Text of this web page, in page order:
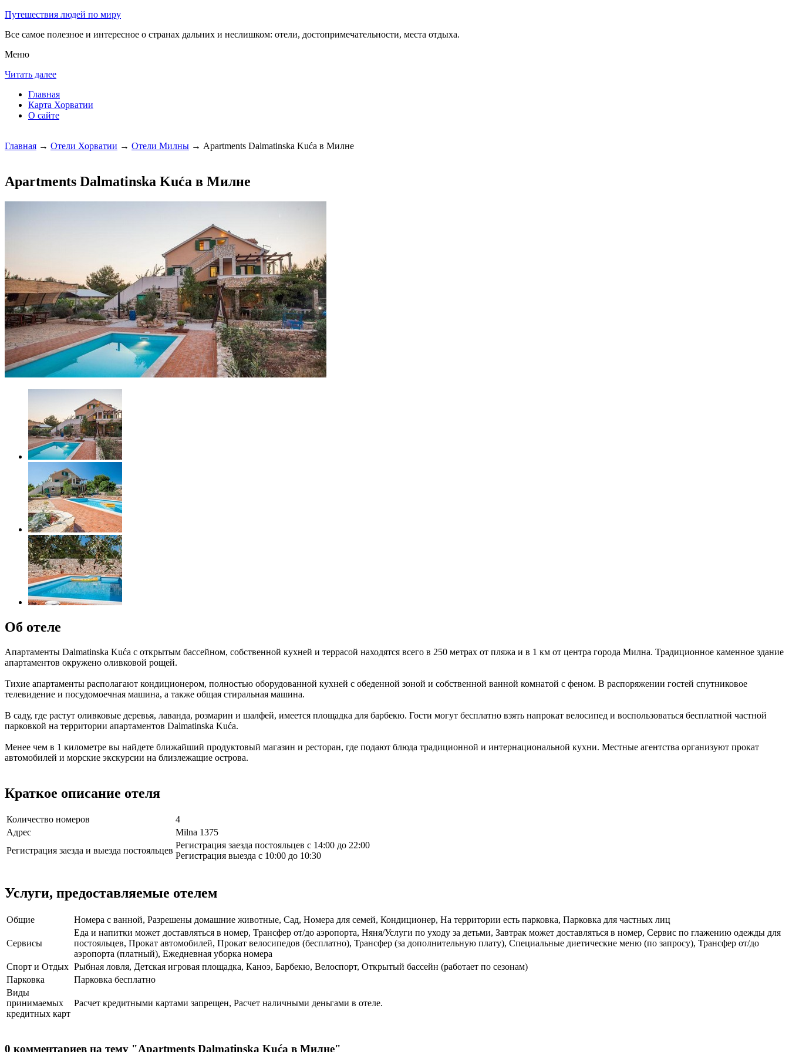
Путешествия людей по миру
Все самое полезное и интересное о странах дальних и неслишком: отели, достопримечательности, места отдыха.
Меню
Читать далее
Главная
Карта Хорватии
О сайте
Главная → Отели Хорватии → Отели Милны → Apartments Dalmatinska Kuća в Милне
Apartments Dalmatinska Kuća в Милне
Об отеле
Апартаменты Dalmatinska Kuća с открытым бассейном, собственной кухней и террасой находятся всего в 250 метрах от пляжа и в 1 км от центра города Милна. Традиционное каменное здание
апартаментов окружено оливковой рощей.
Тихие апартаменты располагают кондиционером, полностью оборудованной кухней с обеденной зоной и собственной ванной комнатой с феном. В распоряжении гостей спутниковое
телевидение и посудомоечная машина, а также общая стиральная машина.
В саду, где растут оливковые деревья, лаванда, розмарин и шалфей, имеется площадка для барбекю. Гости могут бесплатно взять напрокат велосипед и воспользоваться бесплатной частной
парковкой на территории апартаментов Dalmatinska Kuća.
Менее чем в 1 километре вы найдете ближайший продуктовый магазин и ресторан, где подают блюда традиционной и интернациональной кухни. Местные агентства организуют прокат
автомобилей и морские экскурсии на близлежащие острова.
Краткое описание отеля
Количество номеров
4
Адрес
Milna 1375
Регистрация заезда и выезда постояльцев
Регистрация заезда постояльцев с 14:00 до 22:00
Регистрация выезда с 10:00 до 10:30
Услуги, предоставляемые отелем
Общие Номера с ванной, Разрешены домашние животные, Сад, Номера для семей, Кондиционер, На территории есть парковка, Парковка для частных лиц
Сервисы
Еда и напитки может доставляться в номер, Трансфер от/до аэропорта, Няня/Услуги по уходу за детьми, Завтрак может доставляться в номер, Сервис по глажению одежды для
постояльцев, Прокат автомобилей, Прокат велосипедов (бесплатно), Трансфер (за дополнительную плату), Специальные диетические меню (по запросу), Трансфер от/до
аэропорта (платный), Ежедневная уборка номера
Спорт и Отдых Рыбная ловля, Детская игровая площадка, Каноэ, Барбекю, Велоспорт, Открытый бассейн (работает по сезонам)
Парковка
Парковка бесплатно
Виды
принимаемых
кредитных карт
Расчет кредитными картами запрещен, Расчет наличными деньгами в отеле.
0 комментариев на тему "Apartments Dalmatinska Kuća в Милне"